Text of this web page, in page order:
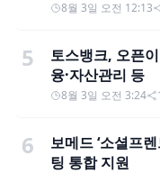
8월 3일 오전 12:13
5
토스뱅크, 오픈
융·자산관리 등
8월 3일 오전 3:24
6
보메드 ‘소셜프
팅 통합 지원